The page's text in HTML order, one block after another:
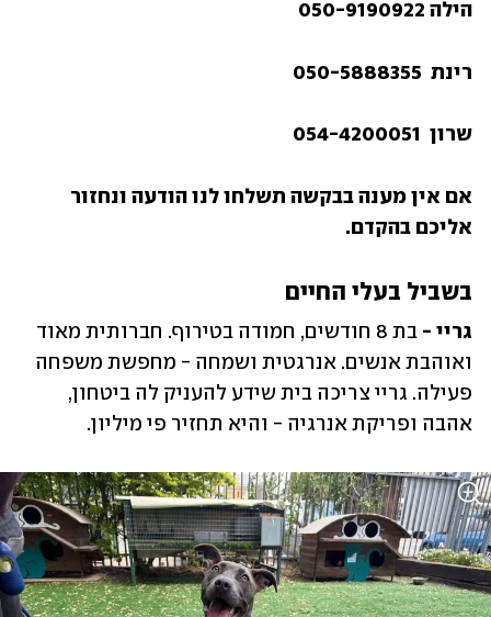
הילה 050-9190922
רינת  050-5888355
שרון  054-4200051
אליכם בהקדם.
בשביל בעלי החיים
גריי -
אהבה ופריקת אנרגיה - והיא תחזיר פי מיליון.